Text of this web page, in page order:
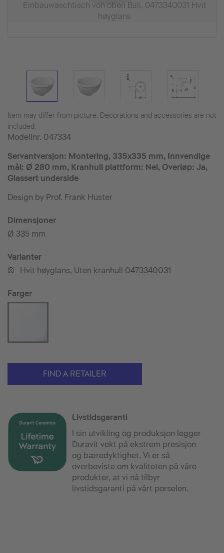
Einbauwaschtisch von oben Bali, 0473340031 Hvit
høyglans
Item may differ from picture. Decorations and accessories are not
included.
Modellnr. 047334
Servantversjon: Montering, 335x335 mm, Innvendige
mål: Ø 280 mm, Kranhull plattform: Nei, Overløp: Ja,
Glassert underside
Design by Prof. Frank Huster
Dimensjoner
Ø 335 mm
Varianter
• Hvit høyglans, Uten kranhull 0473340031
Farger
FIND A RETAILER
Livstidsgaranti
I sin utvikling og produksjon legger
Duravit vekt på ekstrem presisjon
og bæredyktighet. Vi er så
overbeviste om kvaliteten på våre
produkter, at vi nå tilbyr
livstidsgaranti på vårt porselen.